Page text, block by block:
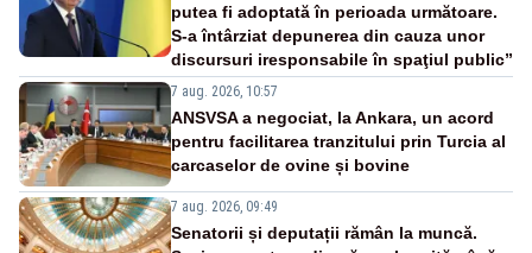
putea fi adoptată în perioada următoare.
S-a întârziat depunerea din cauza unor
discursuri iresponsabile în spaţiul public”
7 aug. 2026, 10:57
ANSVSA a negociat, la Ankara, un acord
pentru facilitarea tranzitului prin Turcia al
carcaselor de ovine și bovine
7 aug. 2026, 09:49
Senatorii și deputații rămân la muncă.